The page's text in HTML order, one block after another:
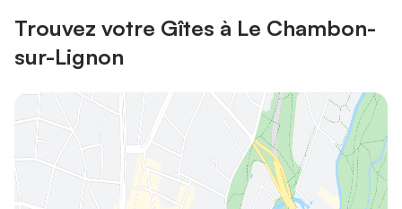
Trouvez votre Gîtes à Le Chambon-
sur-Lignon